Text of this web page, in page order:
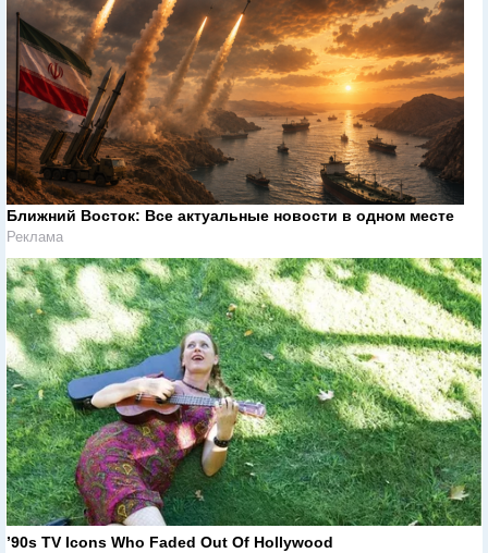
Ближний Восток: Все актуальные новости в одном месте
Реклама
’90s TV Icons Who Faded Out Of Hollywood